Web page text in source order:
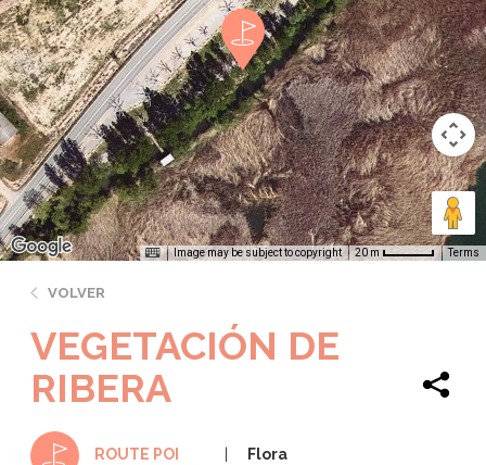
Image may be subject to copyright 20 m Terms
VOLVER
VEGETACIÓN DE
RIBERA
ROUTE POI Flora